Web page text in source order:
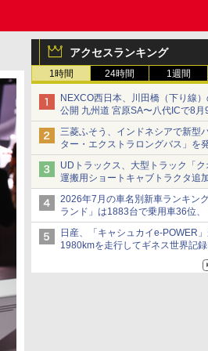
アクセスランキング
1時間 24時間 1週間
NEXCO西日本、川田橋（下り線
公開 九州道 宮原SA〜八代ICで8月
車両を通行可能に
三菱ふそう、インドネシアで新型
ター・エクストラロングバス」を
ックベースの観光・旅客輸送向け
UDトラックス、大型トラック「ク
運搬用ショートキャブトラクタ追
2026年7月の車名別新車ランキン
ランド」は1883台で乗用車36位、
は2591台で27位に
日産、「キャシュカイe-POWER
1980kmを走行してギネス世界記